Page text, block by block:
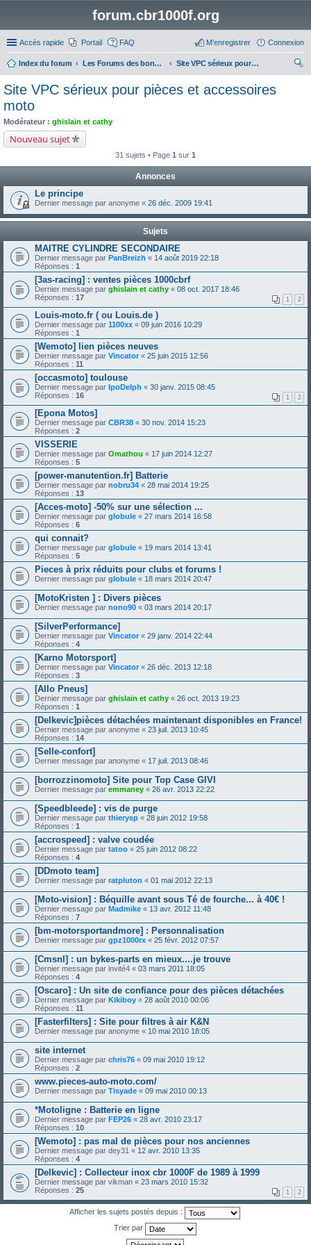
forum.cbr1000f.org
Accès rapide Portail FAQ Connexion
M’enregistrer
Index du forum Les Forums des bonnes adresses
Site VPC sérieux pour pièces et accessoires moto
Site VPC sérieux pour pièces et accessoires
moto
Modérateur : ghislain et cathy
Nouveau sujet
31 sujets • Page 1 sur 1
Annonces
Le principe
Dernier message par anonyme « 26 déc. 2009 19:41
Sujets
MAITRE CYLINDRE SECONDAIRE
Dernier message par PanBreizh « 14 août 2019 22:18
Réponses : 1
[3as-racing] : ventes pièces 1000cbrf
Dernier message par ghislain et cathy « 08 oct. 2017 18:46
Réponses : 17 1 2
Louis-moto.fr ( ou Louis.de )
Dernier message par 1100xx « 09 juin 2016 10:29
Réponses : 1
[Wemoto] lien pièces neuves
Dernier message par Vincator« 25 juin 2015 12:56
Réponses : 11
[occasmoto] toulouse
Dernier message par IpoDelph « 30 janv. 2015 08:45
Réponses : 16 1 2
[Epona Motos]
Dernier message par CBR38 « 30 nov. 2014 15:23
Réponses : 2
VISSERIE
Dernier message par Omathou « 17 juin 2014 12:27
Réponses : 5
[power-manutention.fr] Batterie
Dernier message par nobru34 « 28 mai 2014 19:25
Réponses : 13
[Acces-moto] -50% sur une sélection ...
Dernier message par globule « 27 mars 2014 16:58
Réponses : 6
qui connait?
Dernier message par globule « 19 mars 2014 13:41
Réponses : 5
Pieces à prix réduits pour clubs et forums !
Dernier message par globule « 18 mars 2014 20:47
[MotoKristen ] : Divers pièces
Dernier message par nono90 « 03 mars 2014 20:17
[SilverPerformance]
Dernier message par Vincator« 29 janv. 2014 22:44
Réponses : 4
[Karno Motorsport]
Dernier message par Vincator« 26 déc. 2013 12:18
Réponses : 3
[Allo Pneus]
Dernier message par ghislain et cathy « 26 oct. 2013 19:23
Réponses : 1
[Delkevic]pièces détachées maintenant disponibles en France!
Dernier message par anonyme « 23 juil. 2013 10:45
Réponses : 14
[Selle-confort]
Dernier message par anonyme « 17 juil. 2013 08:46
[borrozzinomoto] Site pour Top Case GIVI
Dernier message par emmaney « 26 avr. 2013 22:22
[Speedbleede] : vis de purge
Dernier message par thierysp « 28 juin 2012 19:58
Réponses : 1
[accrospeed] : valve coudée
Dernier message par tatoo « 25 juin 2012 08:22
Réponses : 4
[DDmoto team]
Dernier message par ratpluton « 01 mai 2012 22:13
[Moto-vision] : Béquille avant sous Té de fourche... à 40€ !
Dernier message par Madmike « 13 avr. 2012 11:48
Réponses : 7
[bm-motorsportandmore] : Personnalisation
Dernier message par gpz1000rx « 25 févr. 2012 07:57
[Cmsnl] : un bykes-parts en mieux....je trouve
Dernier message par invité4 « 03 mars 2011 18:05
Réponses : 4
[Oscaro] : Un site de confiance pour des pièces détachées
Dernier message par Kikiboy « 28 août 2010 00:06
Réponses : 11
[Fasterfilters] : Site pour filtres à air K&N
Dernier message par anonyme « 10 mai 2010 18:05
site internet
Dernier message par chris76 « 09 mai 2010 19:12
Réponses : 2
www.pieces-auto-moto.com/
Dernier message par Tisyade « 09 mai 2010 00:13
*Motoligne : Batterie en ligne
Dernier message par FEP26 « 28 avr. 2010 23:17
Réponses : 10
[Wemoto] : pas mal de pièces pour nos anciennes
Dernier message par dey31 « 12 avr. 2010 13:35
Réponses : 4
[Delkevic] : Collecteur inox cbr 1000F de 1989 à 1999
Dernier message par vikman « 23 mars 2010 15:32
Réponses : 25 1 2
Afficher les sujets postés depuis :
Trier par